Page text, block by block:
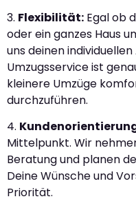
3. Flexibilität: Egal ob
oder ein ganzes Haus
uns deinen
Umzugsservice ist
kleinere Umzüge
durchzuführen.
4.
Mittelpunkt. Wir
Beratung und planen
Deine Wünsche und
Priorität.